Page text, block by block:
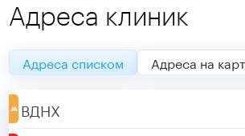
Адреса клиник
Адреса списком Адреса на
ВДНХ